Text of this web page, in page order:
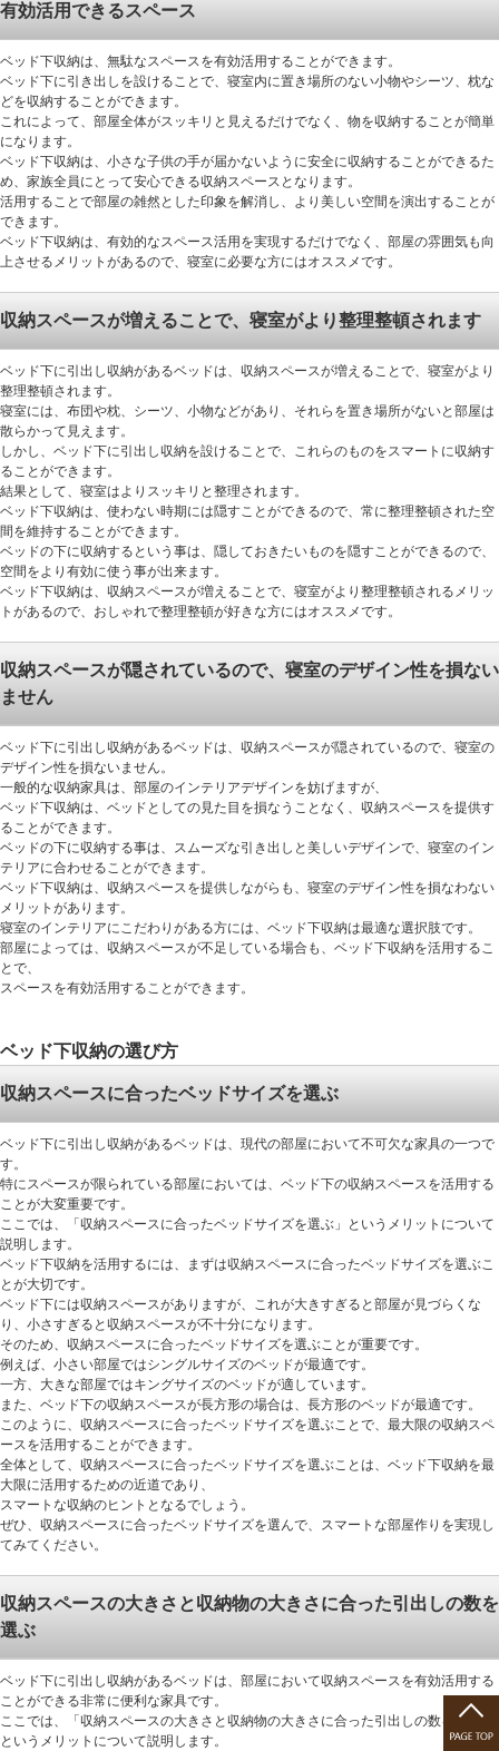
有効活用できるスペース
ベッド下収納は、無駄なスペースを有効活用することができます。
ベッド下に引き出しを設けることで、寝室内に置き場所のない小物やシーツ、枕な
どを収納することができます。
これによって、部屋全体がスッキリと見えるだけでなく、物を収納することが簡単
になります。
ベッド下収納は、小さな子供の手が届かないように安全に収納することができるた
め、家族全員にとって安心できる収納スペースとなります。
活用することで部屋の雑然とした印象を解消し、より美しい空間を演出することが
できます。
ベッド下収納は、有効的なスペース活用を実現するだけでなく、部屋の雰囲気も向
上させるメリットがあるので、寝室に必要な方にはオススメです。
収納スペースが増えることで、寝室がより整理整頓されます
ベッド下に引出し収納があるベッドは、収納スペースが増えることで、寝室がより
整理整頓されます。
寝室には、布団や枕、シーツ、小物などがあり、それらを置き場所がないと部屋は
散らかって見えます。
しかし、ベッド下に引出し収納を設けることで、これらのものをスマートに収納す
ることができます。
結果として、寝室はよりスッキリと整理されます。
ベッド下収納は、使わない時期には隠すことができるので、常に整理整頓された空
間を維持することができます。
ベッドの下に収納するという事は、隠しておきたいものを隠すことができるので、
空間をより有効に使う事が出来ます。
ベッド下収納は、収納スペースが増えることで、寝室がより整理整頓されるメリッ
トがあるので、おしゃれで整理整頓が好きな方にはオススメです。
収納スペースが隠されているので、寝室のデザイン性を損ない
ません
ベッド下に引出し収納があるベッドは、収納スペースが隠されているので、寝室の
デザイン性を損ないません。
一般的な収納家具は、部屋のインテリアデザインを妨げますが、
ベッド下収納は、ベッドとしての見た目を損なうことなく、収納スペースを提供す
ることができます。
ベッドの下に収納する事は、スムーズな引き出しと美しいデザインで、寝室のイン
テリアに合わせることができます。
ベッド下収納は、収納スペースを提供しながらも、寝室のデザイン性を損なわない
メリットがあります。
寝室のインテリアにこだわりがある方には、ベッド下収納は最適な選択肢です。
部屋によっては、収納スペースが不足している場合も、ベッド下収納を活用するこ
とで、
スペースを有効活用することができます。
ベッド下収納の選び方
収納スペースに合ったベッドサイズを選ぶ
ベッド下に引出し収納があるベッドは、現代の部屋において不可欠な家具の一つで
す。
特にスペースが限られている部屋においては、ベッド下の収納スペースを活用する
ことが大変重要です。
ここでは、「収納スペースに合ったベッドサイズを選ぶ」というメリットについて
説明します。
ベッド下収納を活用するには、まずは収納スペースに合ったベッドサイズを選ぶこ
とが大切です。
ベッド下には収納スペースがありますが、これが大きすぎると部屋が見づらくな
り、小さすぎると収納スペースが不十分になります。
そのため、収納スペースに合ったベッドサイズを選ぶことが重要です。
例えば、小さい部屋ではシングルサイズのベッドが最適です。
一方、大きな部屋ではキングサイズのベッドが適しています。
また、ベッド下の収納スペースが長方形の場合は、長方形のベッドが最適です。
このように、収納スペースに合ったベッドサイズを選ぶことで、最大限の収納スペ
ースを活用することができます。
全体として、収納スペースに合ったベッドサイズを選ぶことは、ベッド下収納を最
大限に活用するための近道であり、
スマートな収納のヒントとなるでしょう。
ぜひ、収納スペースに合ったベッドサイズを選んで、スマートな部屋作りを実現し
てみてください。
収納スペースの大きさと収納物の大きさに合った引出しの数を
選ぶ
ベッド下に引出し収納があるベッドは、部屋において収納スペースを有効活用する
ことができる非常に便利な家具です。
ここでは、「収納スペースの大きさと収納物の大きさに合った引出しの数を選ぶ」
というメリットについて説明します。